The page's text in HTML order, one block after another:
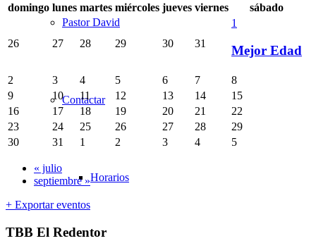
Pastor David
Contactar
Horarios
domingo lunes martes miércoles jueves viernes sábado
26 27 28 29 30 31
1
Mejor Edad
2 3 4 5 6 7
8
9
10 11 12 13 14
15
16
17 18 19 20 21
22
23
24 25 26 27 28
29
30
31 1 2 3 4 5
« julio
septiembre »
+ Exportar eventos
TBB El Redentor